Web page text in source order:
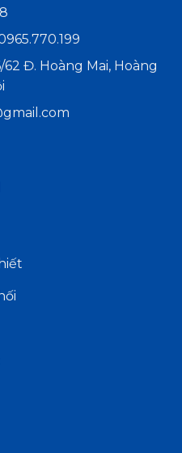
Đ. Hoàng Mai, Hoàng